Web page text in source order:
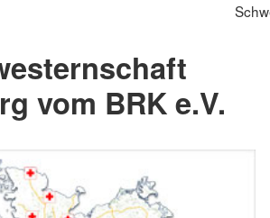
vom BRK e.V.